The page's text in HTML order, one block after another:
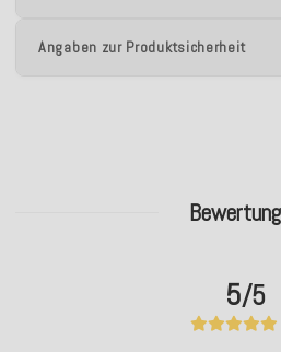
Angaben zur Produktsicherheit
5/5